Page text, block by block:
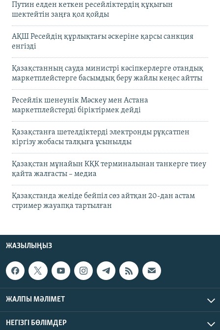
Путин елден кеткен ресейліктердің құқығын
шектейтін заңға қол қойды
АҚШ Ресейдің құрлықтағы әскеріне қарсы санкция
енгізді
Қазақстанның сауда министрі кәсіпкерлерге отандық
маркетплейстерге басымдық беру жайлы кеңес айтты
Ресейлік шенеунік Мәскеу мен Астана
маркетплейстерді біріктірмек дейді
Қазақстанға шетелдіктерді электронды рұқсатпен
кіргізу жобасы талқыға ұсынылды
Қазақстан мұнайын КҚК терминалынан танкерге тиеу
қайта жалғасты – медиа
Қазақстанда желіде бейпіл сөз айтқан 20-дан астам
стример жауапқа тартылған
ЖАЗЫЛЫҢЫЗ
ЖАЛПЫ МӘЛІМЕТ
НЕГІЗГІ БӨЛІМДЕР